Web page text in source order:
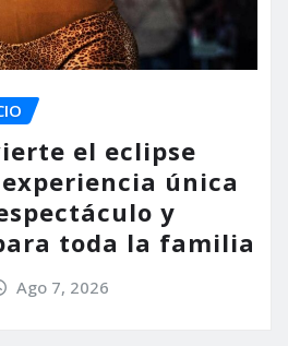
el eclipse
única
y
toda la familia
Ago 7, 2026